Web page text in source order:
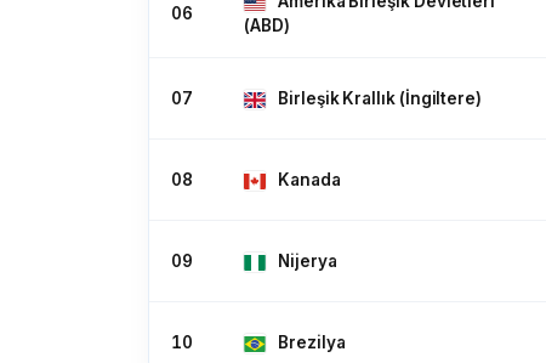
Yeni Zelanda
06
(ABD)
07 Birleşik Krallık (İngiltere)
08 Kanada
09 Nijerya
10 Brezilya